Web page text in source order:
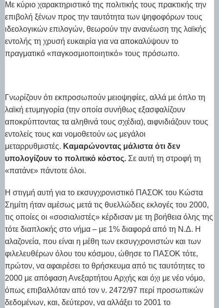
Με κύριο χαρακτηριστικό της πολιτικής τους πρακτικής την
επιβολή ξένων προς την ταυτότητα των ψηφοφόρων τους
ιδεολογικών επιλογών, θεωρούν την ανανέωση της λαϊκής
εντολής τη χρυσή ευκαιρία για να αποκαλύψουν το
πραγματικό «παγκοσμιοποιητικό» τους πρόσωπο.
Γνωρίζουν ότι εκπροσωπούν μειοψηφίες, αλλά με όπλο τη
λαϊκή ετυμηγορία (την οποία συνήθως εξασφαλίζουν
αποκρύπτοντας τα αληθινά τους σχέδια), αιφνιδιάζουν τους
εντολείς τους και νομοθετούν ως μεγάλοι
μεταρρυθμιστές. Καμαρώνοντας μάλιστα ότι δεν
υπολογίζουν το πολιτικό κόστος. Σε αυτή τη στροφή τη
«πατάνε» πάντοτε όλοι.
Η στιγμή αυτή για το εκσυγχρονιστικό ΠΑΣΟΚ του Κώστα
Σημίτη ήταν αμέσως μετά τις θυελλώδεις εκλογές του 2000,
τις οποίες οι «σοσιαλιστές» κέρδισαν με τη βοήθεια όλης της
τότε διαπλοκής στο νήμα – με 1% διαφορά από τη Ν.Δ. Η
αλαζονεία, που είναι η μέθη των εκσυγχρονιστών και των
φιλελευθέρων όλου του κόσμου, ώθησε το ΠΑΣΟΚ τότε,
πρώτον, να αφαιρέσει το θρήσκευμα από τις ταυτότητες το
2000 με απόφαση Ανεξαρτήτου Αρχής και όχι με νέο νόμο,
όπως επιβαλλόταν από τον ν. 2472/97 περί προσωπικών
δεδομένων, και, δεύτερον, να αλλάξει το 2001 το